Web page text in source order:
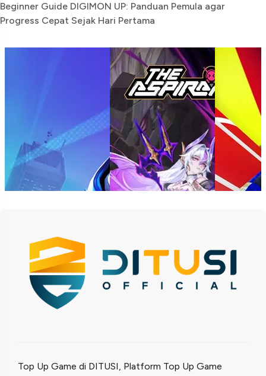
Beginner Guide DIGIMON UP: Panduan Pemula agar
Progress Cepat Sejak Hari Pertama
Top Up Game di DITUSI, Platform Top Up Game